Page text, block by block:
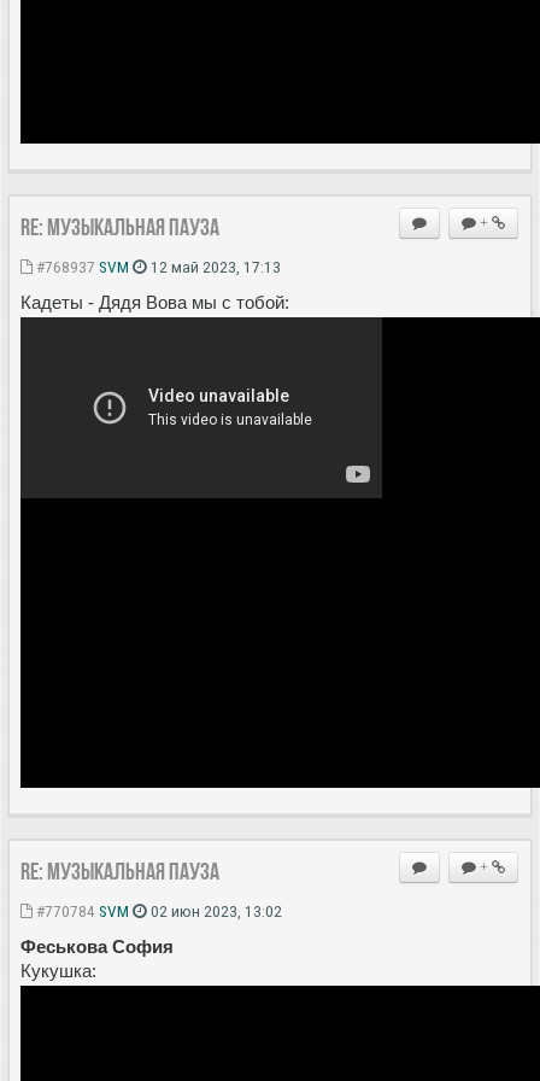
+
Re: Музыкальная пауза
#768937 SVM 12 май 2023, 17:13
Кадеты - Дядя Вова мы с тобой:
+
Re: Музыкальная пауза
#770784 SVM 02 июн 2023, 13:02
Феськова София
Кукушка: